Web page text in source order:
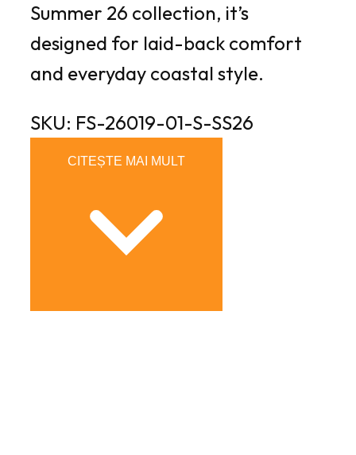
Summer 26 collection, it’s
designed for laid-back comfort
and everyday coastal style.
SKU: FS-26019-01-S-SS26